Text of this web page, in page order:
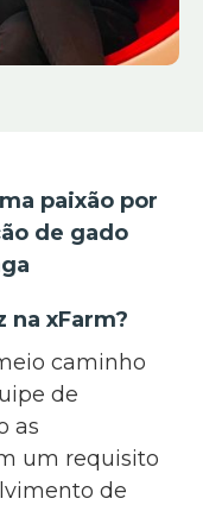
paixão por
de gado
na xFarm?
caminho
de
as
um requisito
de